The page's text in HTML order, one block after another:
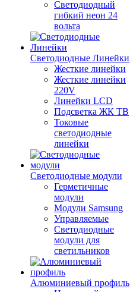
Светодиодный
гибкий неон 24
вольта
Светодиодные Линейки
Жесткие линейки
Жесткие линейки
220V
Линейки LCD
Подсветка ЖК ТВ
Токовые
светодиодные
линейки
Светодиодные модули
Герметичные
модули
Модули Samsung
Управляемые
Светодиодные
модули для
светильников
Алюминиевый профиль